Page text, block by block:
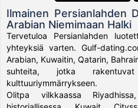
Ilmainen Persianlahden
Arabian Niemimaan Halki
Tervetuloa Persianlahden
yhteyksiä varten. Gulf-
Arabian, Kuwaitin, Qatarin,
suhteita, jotka
kulttuuriymmärrykseen.
Olitpa vilkkaassa